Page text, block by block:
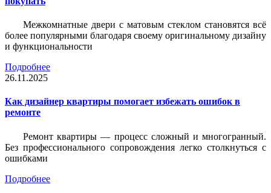
Межкомнатные двери с матовым стеклом становятся всё
более популярными благодаря своему оригинальному дизайну
и функциональности
Подробнее
26.11.2025
Как дизайнер квартиры помогает избежать ошибок в
ремонте
Ремонт квартиры — процесс сложный и многогранный.
Без профессионального сопровождения легко столкнуться с
ошибками
Подробнее